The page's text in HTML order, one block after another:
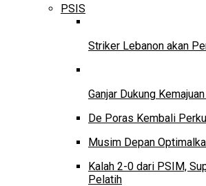
PSIS
Striker Lebanon akan
Ganjar Dukung
De Poras Kembali
Musim Depan
Kalah 2-0 dari PSIM,
Pelatih